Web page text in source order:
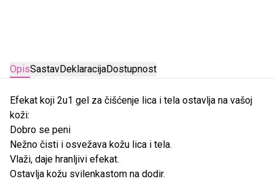
OpisSastavDeklaracijaDostupnost
Efekat koji 2u1 gel za čišćenje lica i tela ostavlja na vašoj
koži:
Dobro se peni
Nežno čisti i osvežava kožu lica i tela.
Vlaži, daje hranljivi efekat.
Ostavlja kožu svilenkastom na dodir.